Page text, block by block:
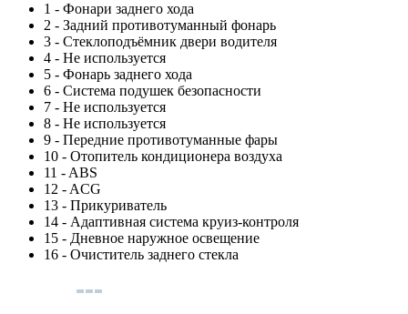
1 - Фонари заднего хода
2 - Задний противотуманный фонарь
3 - Стеклоподъёмник двери водителя
4 - Не используется
5 - Фонарь заднего хода
6 - Система подушек безопасности
7 - Не используется
8 - Не используется
9 - Передние противотуманные фары
10 - Отопитель кондиционера воздуха
11 - ABS
12 - ACG
13 - Прикуриватель
14 - Адаптивная система круиз-контроля
15 - Дневное наружное освещение
16 - Очиститель заднего стекла